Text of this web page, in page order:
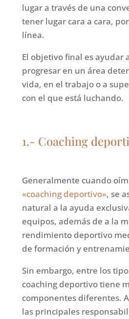
lugar a través de una
tener lugar cara a cara,
línea.
El objetivo final es ayudar
progresar en un área
vida, en el trabajo o a
con el que está luchando.
1.- Coaching
Generalmente cuando
«coaching deportivo», se
natural a la ayuda
equipos, además de a la
rendimiento deportivo
de formación y
Sin embargo, entre los
coaching deportivo tiene
componentes diferentes.
las principales